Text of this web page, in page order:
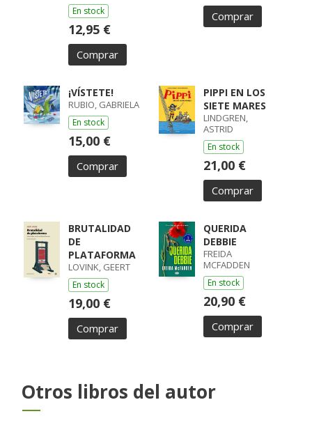
En stock
12,95 €
Comprar
Comprar
¡VÍSTETE!
RUBIO, GABRIELA
En stock
15,00 €
Comprar
PIPPI EN LOS
SIETE MARES
LINDGREN,
ASTRID
En stock
21,00 €
Comprar
BRUTALIDAD
DE
PLATAFORMA
LOVINK, GEERT
En stock
19,00 €
Comprar
QUERIDA
DEBBIE
FREIDA
MCFADDEN
En stock
20,90 €
Comprar
Otros libros del autor